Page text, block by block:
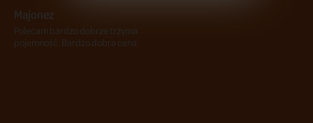
Majonez
Polecam bardzo dobrze trzyma
pojemność. Bardzo dobra cena